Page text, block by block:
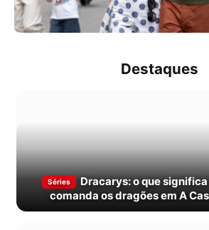
Destaques
Séries
Dracarys: o que
comanda os dragões em A